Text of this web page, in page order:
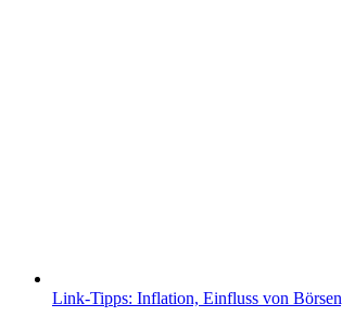
Link-Tipps: Inflation, Einfluss von